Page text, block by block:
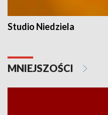
Studio Niedziela
MNIEJSZOŚCI